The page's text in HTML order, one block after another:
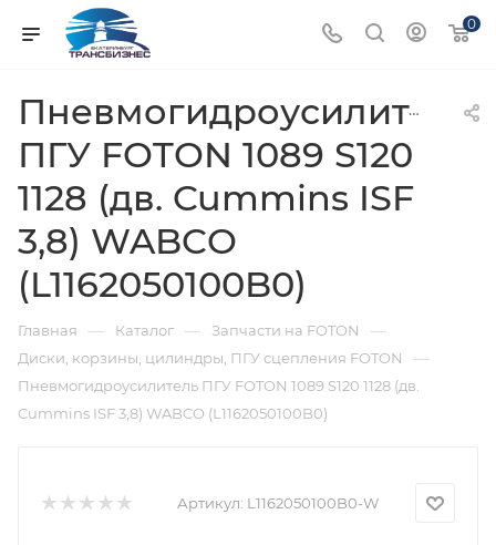
0
Пневмогидроусилитель
ПГУ FOTON 1089 S120
1128 (дв. Cummins ISF
3,8) WABCO
(L1162050100B0)
Главная — Каталог — Запчасти на FOTON —
Диски, корзины, цилиндры, ПГУ сцепления FOTON —
Пневмогидроусилитель ПГУ FOTON 1089 S120 1128 (дв.
Cummins ISF 3,8) WABCO (L1162050100B0)
Артикул: L1162050100B0-W